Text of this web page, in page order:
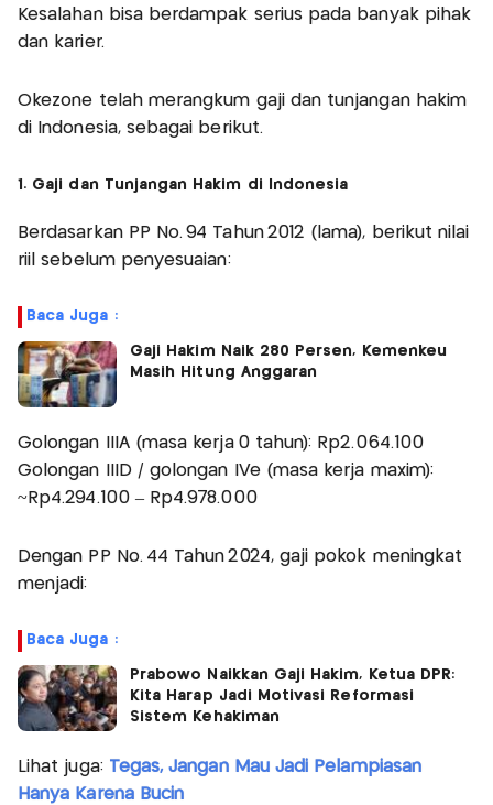
Kesalahan bisa berdampak serius pada banyak pihak
dan karier.
Okezone telah merangkum gaji dan tunjangan hakim
di Indonesia, sebagai berikut.
1. Gaji dan Tunjangan Hakim di Indonesia
Berdasarkan PP No. 94 Tahun 2012 (lama), berikut nilai
riil sebelum penyesuaian:
Baca Juga :
Gaji Hakim Naik 280 Persen, Kemenkeu
Masih Hitung Anggaran
Golongan IIIA (masa kerja 0 tahun): Rp2.064.100
Golongan IIID / golongan IVe (masa kerja maxim):
~Rp4.294.100 – Rp4.978.000
Dengan PP No. 44 Tahun 2024, gaji pokok meningkat
menjadi:
Baca Juga :
Prabowo Naikkan Gaji Hakim, Ketua DPR:
Kita Harap Jadi Motivasi Reformasi
Sistem Kehakiman
Lihat juga: Tegas, Jangan Mau Jadi Pelampiasan
Hanya Karena Bucin